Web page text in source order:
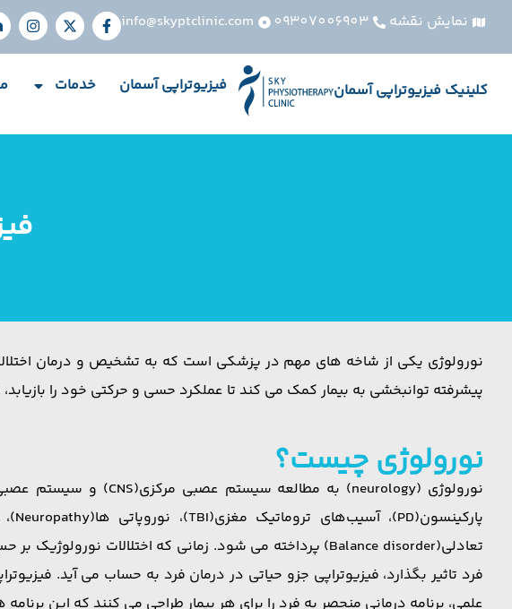
نمایش نقشه 09307006903
info@skyptclinic.com
کلینیک فیزیوتراپی آسمان فیزیوتراپی آسمان خدمات
نورولوژی یکی از شاخه های مهم در پزشکی است که به تشخیص و درمان
پیشرفته توانبخشی به بیمار کمک می کند تا عملکرد حسی و حرکتی خود را
نورولوژی چیست؟
فرد تاثیر بگذارد، فیزیوتراپی جزو حیاتی در درمان فرد به حساب می آید.
علمی، برنامه درمانی منحصر به فرد را برای هر بیمار طراحی می کنند که این